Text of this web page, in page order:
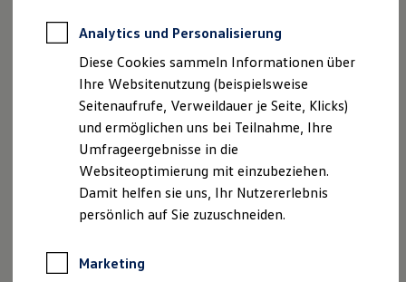
Professional Class bei Volkswagen
Behörden
Direktkunden
Sonderfahrzeuge
Anpfiff zum Gewinn
Elektromobilität
Elektroautos
ID. Tutorials
Elektrofahrzeugkonzepte
ID. EVERY1
Reichweite
Rekuperation
eingesehen werden.
Mehr zu Digitalen Extras
Nutzungsbedingungen
Datenschutzerklärungen
Cookie-Richtlinie
Lizenzhinweise Dritter
Angaben zum Digital Services Act (DSA)
EU Data Act
Analytics und Personalisierung
Diese Cookies sammeln Informationen über
Ihre Websitenutzung (beispielsweise
Seitenaufrufe, Verweildauer je Seite, Klicks)
und ermöglichen uns bei Teilnahme, Ihre
Umfrageergebnisse in die
Websiteoptimierung mit einzubeziehen.
Damit helfen sie uns, Ihr Nutzererlebnis
persönlich auf Sie zuzuschneiden.
Marketing